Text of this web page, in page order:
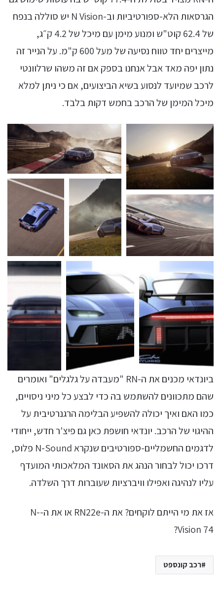
הגרסאות הלא-ספורטיביות וב-N Vision יש סוללה בנפח
של 62.4 קוט"ש ומנוע מימן עם מיכל של 4.2 ק״ג,
מייצרים יחד טווח נסיעה של מעל 600 ק"מ. על הנייר זה
נתון יפה מאד אבל אנחנו בספק אם זה משהו שרלוונטי
לרכב שמיועד לנסוע בשיא הביצועים, אם כי ניתן למלא
מיכל המימן של הרכב בחמש דקות בלבד.
ביונדאי מכנים את ה-RN "מעבדה על גלגלים" ואומרים
שהם מתכוונים להשתמש בה כדי לבצע כל מיני ניסויים,
כמו האם ואיך יכולה להשפיע הבלימה הרגנרטיבית על
ההיגוי של הרכב. יונדאי חושפת כאן גם פיצ'ר חדש, ייחודי
לדגמים החשמליים-ספורטיבים שנקרא N-Sound פלוס,
דרכו יכול לבחור הנהג את הסאונד המלאכותי המועדף
עליו לנהיגה ואפילו וויברציות שעוברות דרך השלדה.
אז את מי הייתם לוקחים? את ה-RN22e או את ה-N-
Vision 74?
רכב קונספט